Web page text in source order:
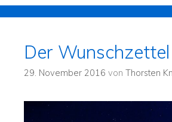
Der Wunschzettel
29. November 2016 von Thorsten